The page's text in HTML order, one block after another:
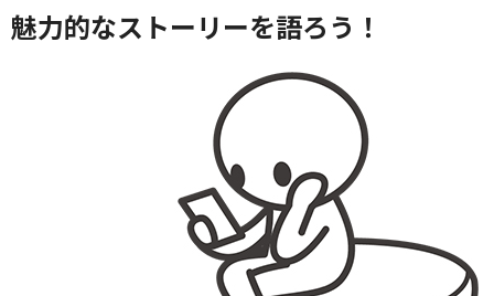
魅力的なストーリーを語ろう！